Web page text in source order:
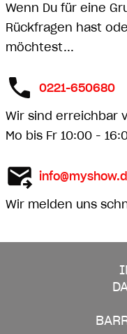
Wenn Du für eine
Rückfragen hast
möchtest...
0221-650680
Wir sind erreichbar
Mo bis Fr 10:00 -
Wir melden uns